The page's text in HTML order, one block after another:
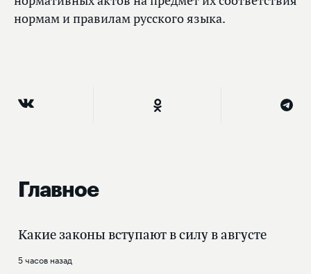
нормам и правилам русского языка.
Главное
Какие законы вступают в силу в августе
5 часов назад